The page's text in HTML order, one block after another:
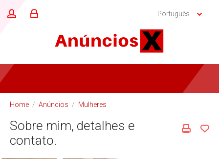
Português
Home / Anúncios / Mulheres
Sobre mim, detalhes e
contato.